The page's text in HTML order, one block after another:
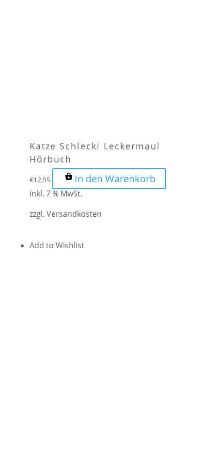
Katze Schlecki Leckermaul
Hörbuch
€12,95 In den Warenkorb
inkl. 7 % MwSt.
zzgl. Versandkosten
Add to Wishlist